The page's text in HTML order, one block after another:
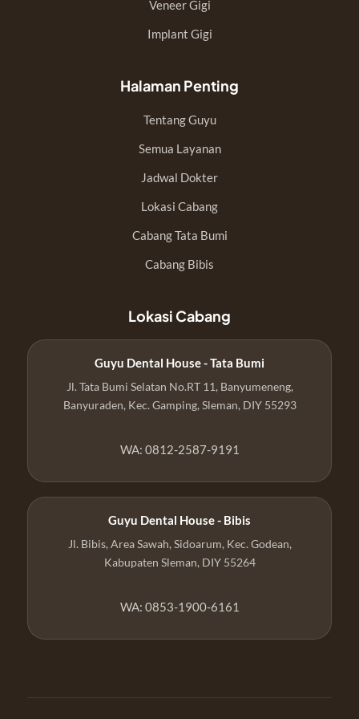
Veneer Gigi
Implant Gigi
Halaman Penting
Tentang Guyu
Semua Layanan
Jadwal Dokter
Lokasi Cabang
Cabang Tata Bumi
Cabang Bibis
Lokasi Cabang
Guyu Dental House - Tata Bumi
Jl. Tata Bumi Selatan No.RT 11, Banyumeneng,
Banyuraden, Kec. Gamping, Sleman, DIY 55293
WA: 0812-2587-9191
Guyu Dental House - Bibis
Jl. Bibis, Area Sawah, Sidoarum, Kec. Godean,
Kabupaten Sleman, DIY 55264
WA: 0853-1900-6161